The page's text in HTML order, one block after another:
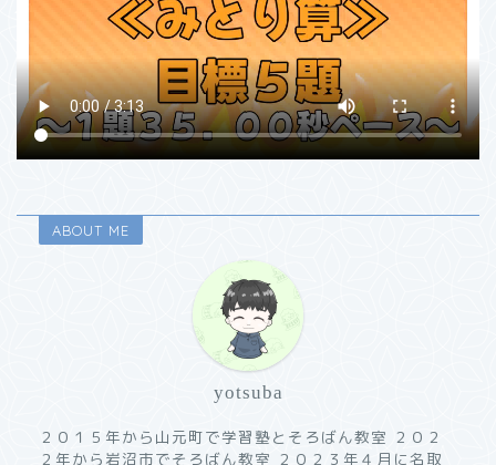
ABOUT ME
yotsuba
２０１５年から山元町で学習塾とそろばん教室 ２０２
２年から岩沼市でそろばん教室 ２０２３年４月に名取